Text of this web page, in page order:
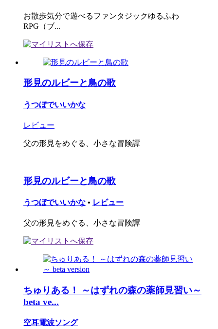
お散歩気分で遊べるファンタジックゆるふわ
RPG（ブ...
形見のルビーと鳥の歌
うつぼでいいかな
レビュー
父の形見をめぐる、小さな冒険譚
形見のルビーと鳥の歌
うつぼでいいかな • レビュー
父の形見をめぐる、小さな冒険譚
ちゅりある！ ～はずれの森の薬師見習い～
beta ve...
空耳電波ソング